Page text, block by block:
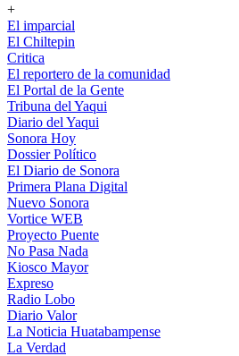
+
El imparcial
El Chiltepin
Critica
El reportero de la comunidad
El Portal de la Gente
Tribuna del Yaqui
Diario del Yaqui
Sonora Hoy
Dossier Político
El Diario de Sonora
Primera Plana Digital
Nuevo Sonora
Vortice WEB
Proyecto Puente
No Pasa Nada
Kiosco Mayor
Expreso
Radio Lobo
Diario Valor
La Noticia Huatabampense
La Verdad